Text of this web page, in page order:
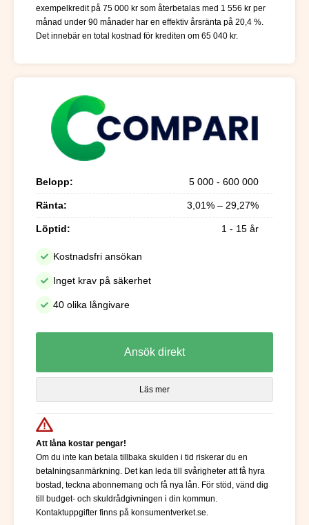
exempelkredit på 75 000 kr som återbetalas med 1 556 kr per
månad under 90 månader har en effektiv årsränta på 20,4 %.
Det innebär en total kostnad för krediten om 65 040 kr.
Belopp: 5 000 - 600 000
Ränta: 3,01% – 29,27%
Löptid: 1 - 15 år
Kostnadsfri ansökan
Inget krav på säkerhet
40 olika långivare
Ansök direkt
Läs mer
Att låna kostar pengar!
Om du inte kan betala tillbaka skulden i tid riskerar du en
betalningsanmärkning. Det kan leda till svårigheter att få hyra
bostad, teckna abonnemang och få nya lån. För stöd, vänd dig
till budget- och skuldrådgivningen i din kommun.
Kontaktuppgifter finns på konsumentverket.se.